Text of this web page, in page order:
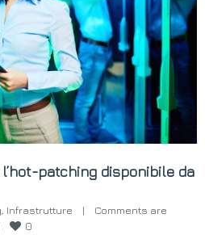
patching disponibile da
Infrastrutture |
Comments are
0